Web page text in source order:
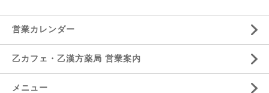
営業カレンダー
乙カフェ・乙漢方薬局 営業案内
メニュー